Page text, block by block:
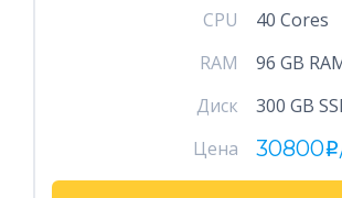
CPU
40 Cores
RAM
96 GB
Диск
300 GB
Цена
30800i